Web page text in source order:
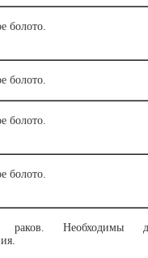
болото.
болото.
болото.
болото.
раков. Необходимы